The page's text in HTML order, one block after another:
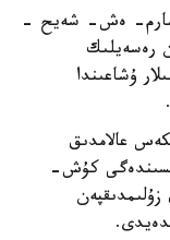
31 - قازاندا «شارم- ەش- شەيح -
رەسەيلىك
ا321 جولاۋشىلار ۇشاعىندا
عالامدىق
ىسىندەگى كۇش-